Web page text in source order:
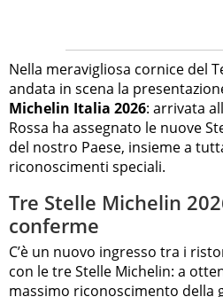
Nella meravigliosa cornice del
andata in scena la
Michelin Italia 2026: arrivata
Rossa ha assegnato le nuove
del nostro Paese, insieme a
riconoscimenti speciali.
Tre Stelle Michelin
conferme
C’è un nuovo ingresso tra i
con le tre Stelle Michelin: a
massimo riconoscimento della